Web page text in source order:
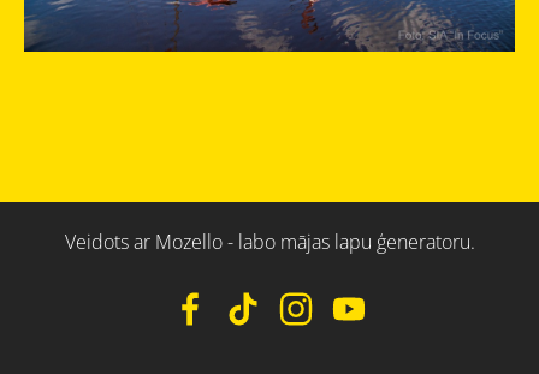
Veidots ar Mozello- labo mājas lapu ģeneratoru.